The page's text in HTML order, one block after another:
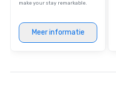
make your stay remarkable.
Meer informatie